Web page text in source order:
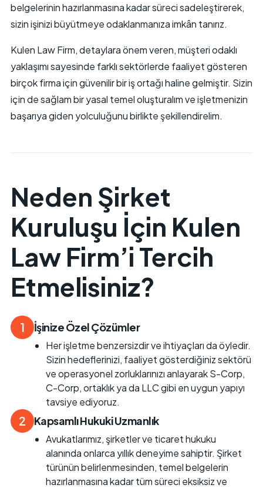
belgelerinin hazırlanmasına kadar süreci sadeleştirerek,
sizin işinizi büyütmeye odaklanmanıza imkân tanırız.
Kulen Law Firm, detaylara önem veren, müşteri odaklı
yaklaşımı sayesinde farklı sektörlerde faaliyet gösteren
birçok firma için güvenilir bir iş ortağı haline gelmiştir. Sizin
için de sağlam bir yasal temel oluşturalım ve işletmenizin
başarıya giden yolculuğunu birlikte şekillendirelim.
Neden Şirket
Kuruluşu İçin Kulen
Law Firm’i Tercih
Etmelisiniz?
1 İşinize Özel Çözümler
Her işletme benzersizdir ve ihtiyaçları da öyledir.
Sizin hedeflerinizi, faaliyet gösterdiğiniz sektörü
ve operasyonel zorluklarınızı anlayarak S-Corp,
C-Corp, ortaklık ya da LLC gibi en uygun yapıyı
tavsiye ediyoruz.
2 Kapsamlı Hukuki Uzmanlık
Avukatlarımız, şirketler ve ticaret hukuku
alanında onlarca yıllık deneyime sahiptir. Şirket
türünün belirlenmesinden, temel belgelerin
hazırlanmasına kadar tüm süreci eksiksiz ve